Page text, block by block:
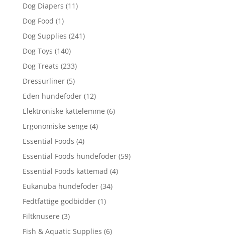
Dog Diapers (11)
Dog Food (1)
Dog Supplies (241)
Dog Toys (140)
Dog Treats (233)
Dressurliner (5)
Eden hundefoder (12)
Elektroniske kattelemme (6)
Ergonomiske senge (4)
Essential Foods (4)
Essential Foods hundefoder (59)
Essential Foods kattemad (4)
Eukanuba hundefoder (34)
Fedtfattige godbidder (1)
Filtknusere (3)
Fish & Aquatic Supplies (6)